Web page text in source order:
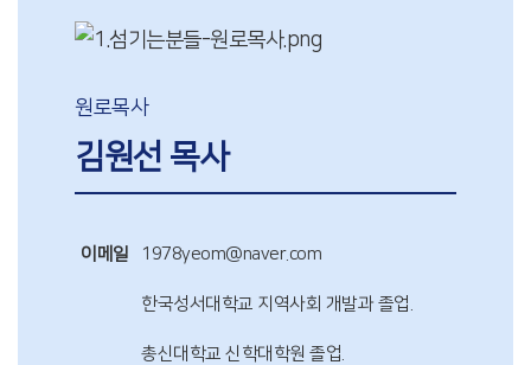
원로목사
김원선 목사
이메일 1978yeom@naver.com
한국성서대학교 지역사회 개발과 졸업.
총신대학교 신학대학원 졸업.